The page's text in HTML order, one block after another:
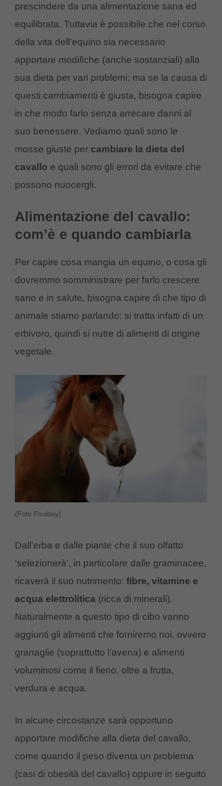
prescindere da una alimentazione sana ed
equilibrata. Tuttavia è possibile che nel corso
della vita dell’equino sia necessario
apportare modifiche (anche sostanziali) alla
sua dieta per vari problemi: ma se la causa di
questi cambiamenti è giusta, bisogna capire
in che modo farlo senza arrecare danni al
suo benessere. Vediamo quali sono le
mosse giuste per cambiare la dieta del
cavallo e quali sono gli errori da evitare che
possono nuocergli.
Alimentazione del cavallo:
com’è e quando cambiarla
Per capire cosa mangia un equino, o cosa gli
dovremmo somministrare per farlo crescere
sano e in salute, bisogna capire di che tipo di
animale stiamo parlando: si tratta infatti di un
erbivoro, quindi si nutre di alimenti di origine
vegetale.
(Foto Pixabay)
Dall’erba e dalle piante che il suo olfatto
‘selezionerà’, in particolare dalle graminacee,
ricaverà il suo nutrimento: fibre, vitamine e
acqua elettrolitica (ricca di minerali).
Naturalmente a questo tipo di cibo vanno
aggiunti gli alimenti che forniremo noi, ovvero
granaglie (soprattutto l’avena) e alimenti
voluminosi come il fieno, oltre a frutta,
verdura e acqua.
In alcune circostanze sarà opportuno
apportare modifiche alla dieta del cavallo,
come quando il peso diventa un problema
(casi di obesità del cavallo) oppure in seguito